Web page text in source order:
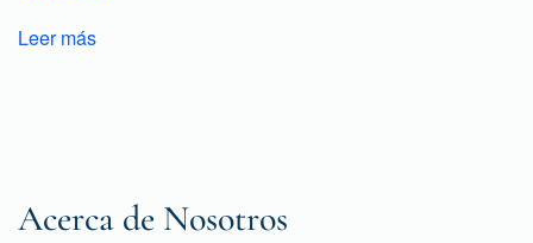
Leer más
Acerca de Nosotros